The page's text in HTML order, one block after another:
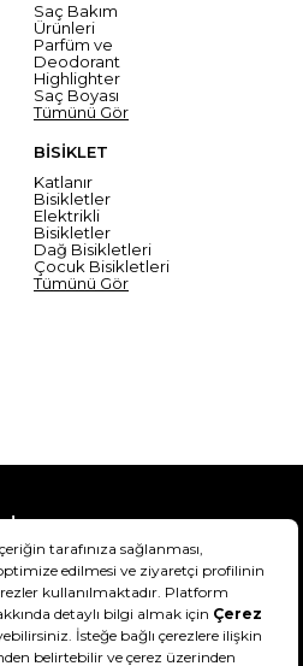
Saç Bakım
Ürünleri
Parfüm ve
Deodorant
Highlighter
Saç Boyası
Tümünü Gör
BİSİKLET
Katlanır
Bisikletler
Elektrikli
Bisikletler
Dağ Bisikletleri
Çocuk Bisikletleri
Tümünü Gör
Teslimat Bilgisi
Şartlar & Koşullar
Hakkımızda